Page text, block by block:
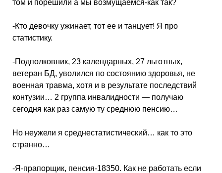
том и порешили а мы возмущаемся-как так?
-Кто девочку ужинает, тот ее и танцует! Я про
статистику.
-Подполковник, 23 календарных, 27 льготных,
ветеран БД, уволился по состоянию здоровья, не
военная травма, хотя и в результате последствий
контузии… 2 группа инвалидности — получаю
сегодня как раз самую ту среднюю пенсию…
Но неужели я среднестатистический… как то это
странно…
-Я-прапорщик, пенсия-18350. Как не работать если